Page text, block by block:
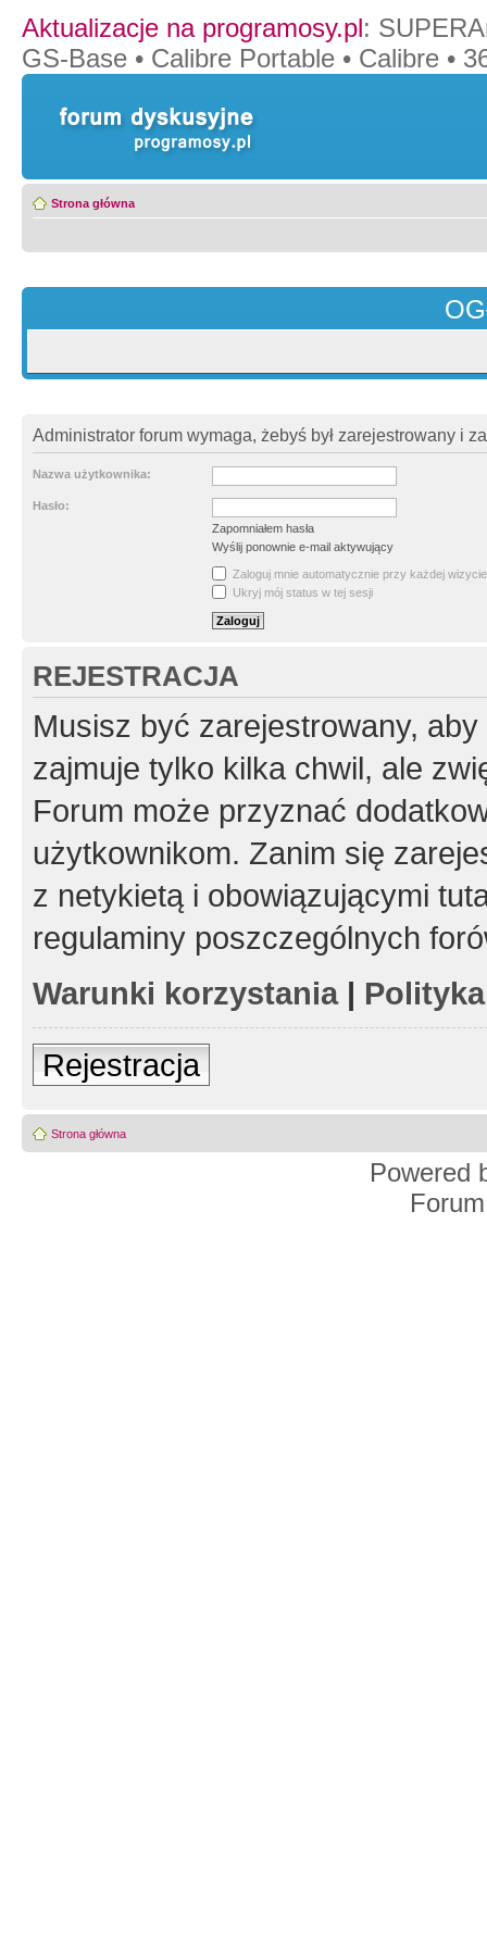
Aktualizacje na programosy.pl:
GS-Base • Calibre Portable • Calibre •
Strona główna
Administrator forum wymaga, żebyś był zarejestrowany i
Nazwa użytkownika:
Hasło:
Zapomniałem hasła
Wyślij ponownie e-mail aktywujący
Zaloguj mnie automatycznie przy każdej wizycie
Ukryj mój status w tej sesji
REJESTRACJA
Musisz być zarejestrowany,
zajmuje tylko kilka chwil, ale
Forum może przyznać
użytkownikom. Zanim się
z netykietą i obowiązującymi
regulaminy poszczególnych
Warunki korzystania|
Rejestracja
Strona główna
Powered